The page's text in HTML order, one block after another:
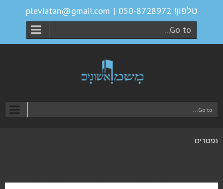
טלפון! 050-8728972 |
pleviatan@gmail.com
Go to...
Go to...
נפטרים